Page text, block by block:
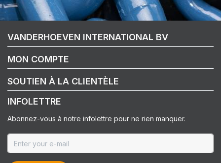
VANDERHOEVEN INTERNATIONAL BV
MON COMPTE
SOUTIEN À LA CLIENTÈLE
INFOLETTRE
Abonnez-vous à notre infolettre pour ne rien manquer.